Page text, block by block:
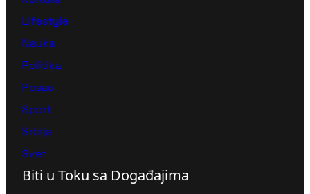
Lifestyle
Nauka
Politika
Posao
Sport
Srbija
Svet
Biti u Toku sa Događajima